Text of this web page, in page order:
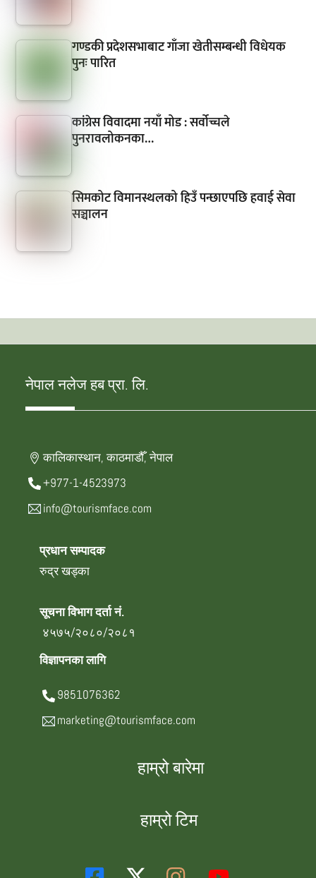
गण्डकी प्रदेशसभाबाट गाँजा खेतीसम्बन्धी विधेयक
पुनः पारित
कांग्रेस विवादमा नयाँ मोड : सर्वोच्चले
पुनरावलोकनका…
सिमकोट विमानस्थलको हिउँ पन्छाएपछि हवाई सेवा
सञ्चालन
नेपाल नलेज हब प्रा. लि.
कालिकास्थान, काठमाडौँ, नेपाल
+977-1-4523973
info@tourismface.com
प्रधान सम्पादक
रुद्र खड्का
सूचना विभाग दर्ता नं.
४५७५/२०८०/२०८१
विज्ञापनका लागि
9851076362
marketing@tourismface.com
हाम्रो बारेमा
हाम्रो टिम